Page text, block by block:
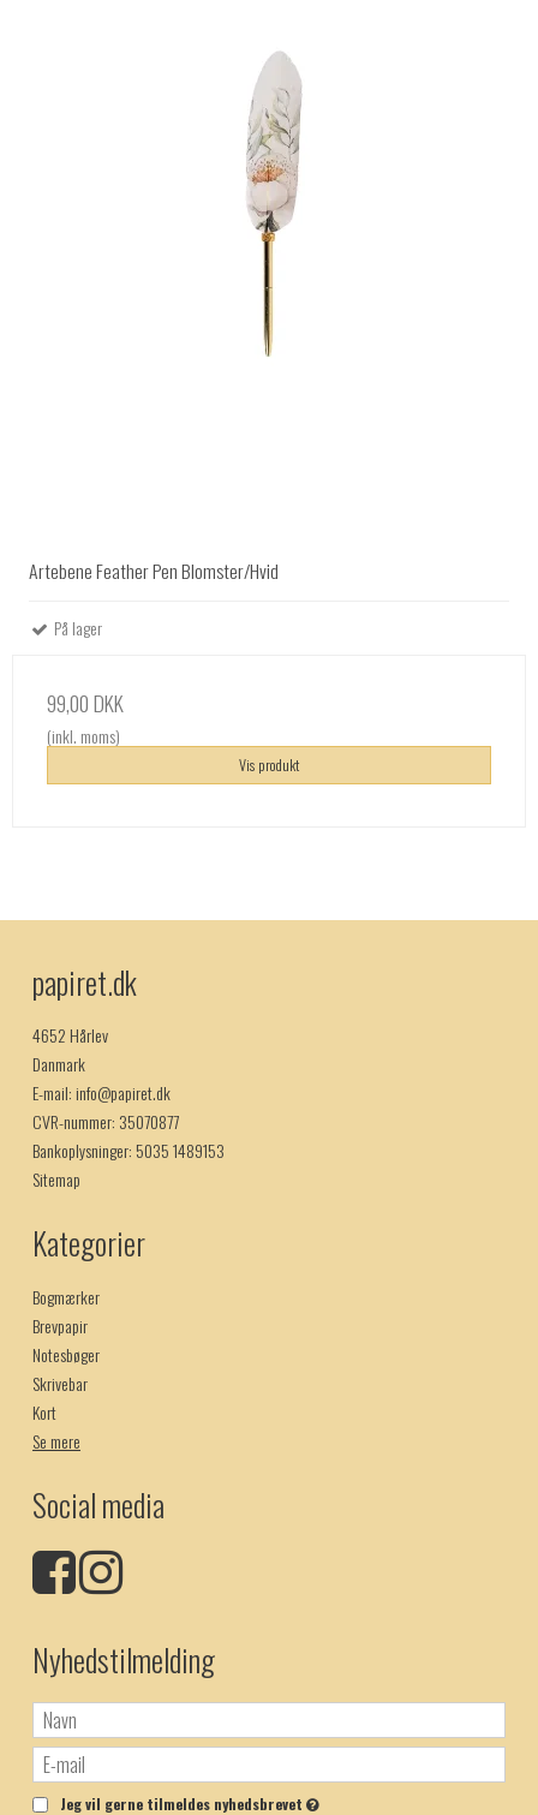
Artebene Feather Pen Blomster/Hvid
På lager
99,00 DKK
(inkl. moms)
Vis produkt
papiret.dk
4652 Hårlev
Danmark
E-mail: info@papiret.dk
CVR-nummer: 35070877
Bankoplysninger: 5035 1489153
Sitemap
Kategorier
Bogmærker
Brevpapir
Notesbøger
Skrivebar
Kort
Se mere
Social media
Nyhedstilmelding
Jeg vil gerne tilmeldes nyhedsbrevet